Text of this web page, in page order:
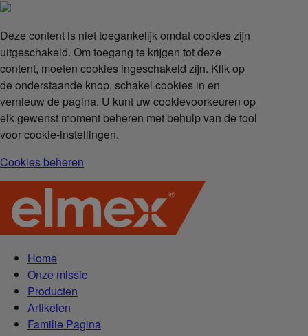
Deze content is niet toegankelijk omdat cookies zijn
uitgeschakeld. Om toegang te krijgen tot deze
content, moeten cookies ingeschakeld zijn. Klik op
de onderstaande knop, schakel cookies in en
vernieuw de pagina. U kunt uw cookievoorkeuren op
elk gewenst moment beheren met behulp van de tool
voor cookie-instellingen.
Cookies beheren
Home
Onze missie
Producten
Artikelen
Familie Pagina